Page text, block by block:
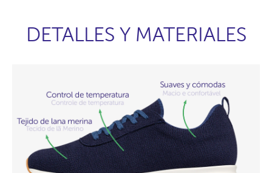
DETALLES Y MATERIALES